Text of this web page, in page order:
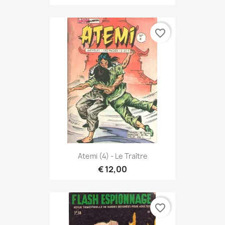
Atemi (4) - Le Traître
€ 12,00
favorite_border
favorite_border